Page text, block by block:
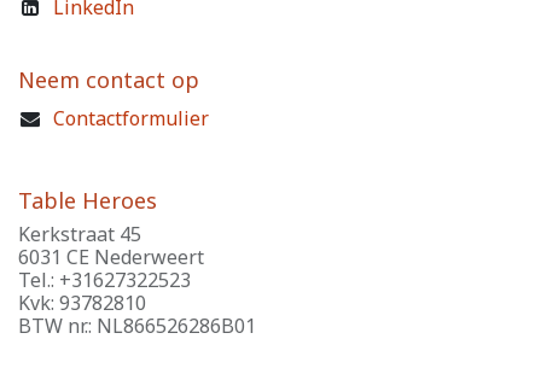
LinkedIn
Neem contact op
Contactformulier
Table Heroes
Kerkstraat 45
6031 CE Nederweert
Tel.: +31627322523
Kvk: 93782810
BTW nr.: NL866526286B01